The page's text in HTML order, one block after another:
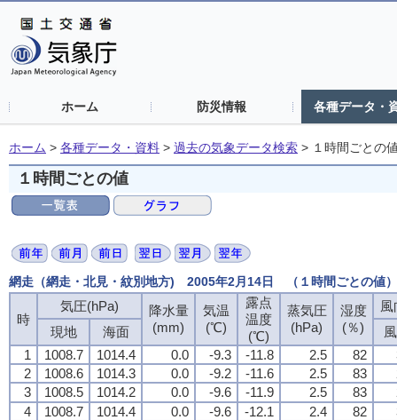
ホーム 防災情報 各種データ・
ホーム > 各種データ・資料 > 過去の気象データ検索 > １時間ごとの
１時間ごとの値
網走（網走・北見・紋別地方) 2005年2月14日 （１時間ごとの値）
時
気圧(hPa)
降水量
(mm)
気温
(℃)
露点
温度
(℃)
蒸気圧
(hPa)
湿度
(％)
現地
海面
1
1008.7 1014.4 0.0 -9.3 -11.8 2.5 82
2
1008.6 1014.3 0.0 -9.2 -11.6 2.5 83
3
1008.5 1014.2 0.0 -9.6 -11.9 2.5 83
4
1008.7 1014.4 0.0 -9.6 -12.1 2.4 82